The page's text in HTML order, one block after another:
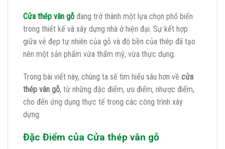
Cửa thép vân gỗ đang trở thành một lựa chọn phổ biến
trong thiết kế và xây dựng nhà ở hiện đại. Sự kết hợp
giữa vẻ đẹp tự nhiên của gỗ và độ bền của thép đã tạo
nên một sản phẩm vừa thẩm mỹ, vừa thực dụng.
Trong bài viết này, chúng ta sẽ tìm hiểu sâu hơn về cửa
thép vân gỗ, từ những đặc điểm, ưu điểm, nhược điểm,
cho đến ứng dụng thực tế trong các công trình xây
dựng.
Đặc Điểm của Cửa thép vân gỗ